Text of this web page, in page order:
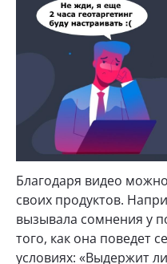
Благодаря видео
своих продуктов.
вызывала сомнения у
того, как она поведет
условиях: «Выдержит